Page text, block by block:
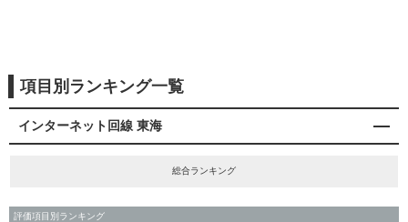
項目別ランキング一覧
インターネット回線 東海
総合ランキング
評価項目別ランキング